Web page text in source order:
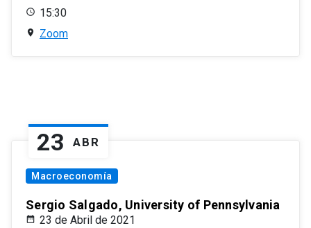
15:30
Zoom
23 ABR
Macroeconomía
Sergio Salgado, University of Pennsylvania
23 de Abril de 2021